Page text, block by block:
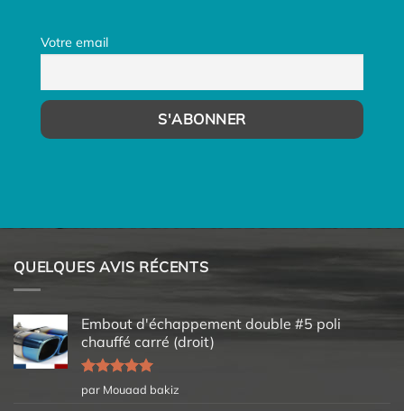
Votre email
QUELQUES AVIS RÉCENTS
Embout d'échappement double #5 poli
chauffé carré (droit)
Note5sur
5
par Mouaad bakiz